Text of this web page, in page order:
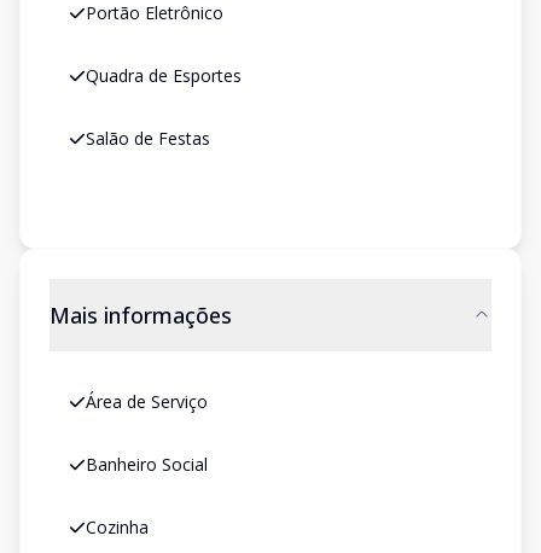
Portão Eletrônico
Quadra de Esportes
Salão de Festas
Mais informações
Área de Serviço
Banheiro Social
Cozinha